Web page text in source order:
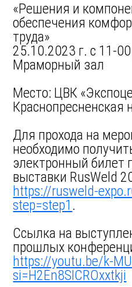
«Решения и
обеспечения
труда»
25.10.2023 г. с 11-
Мраморный зал
Место: ЦВК
Краснопресненская
Для прохода на
необходимо
электронный билет
выставки RusWeld
https://rusweld-
step=step1 .
Ссылка на
прошлых
https://youtu.be/k-
si=H2En8SICROxxtkji